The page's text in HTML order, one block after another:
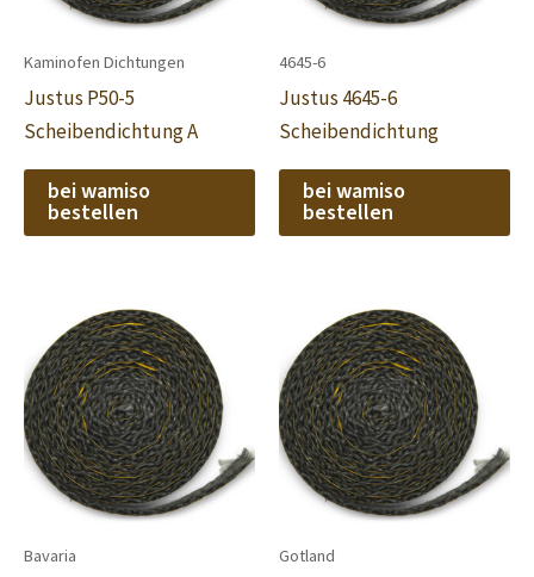
Kaminofen Dichtungen
Justus P50-5
Scheibendichtung A
bei wamiso
bestellen
4645-6
Justus 4645-6
Scheibendichtung
bei wamiso
bestellen
Bavaria Gotland